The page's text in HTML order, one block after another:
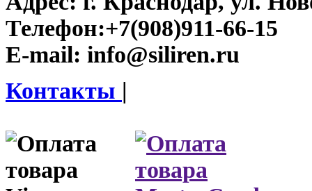
Телефон:+7(908)911-66-15
E-mail: info@siliren.ru
Контакты |